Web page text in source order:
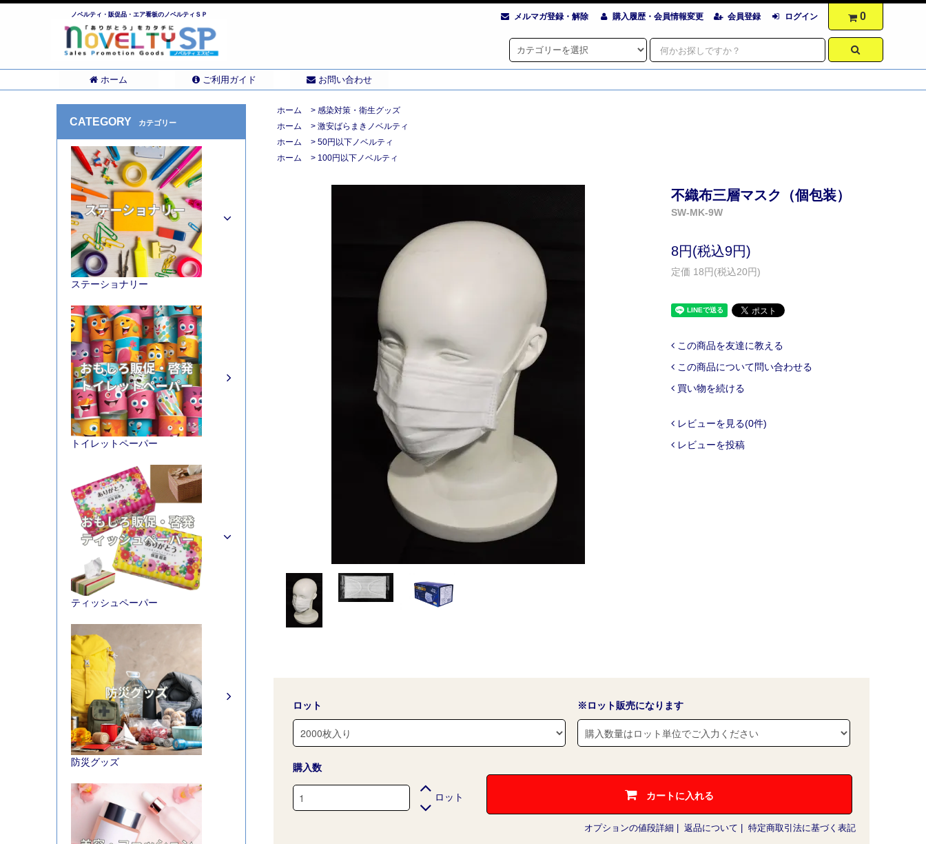
ノベルティ・販促品・エア看板のノベルティＳＰ メルマガ登録・解除 購入履歴・会員情報変更 会員登録 ログイン 0
ホーム ご利用ガイド お問い合わせ
ホーム > 感染対策・衛生グッズ
ホーム
> 激安ばらまきノベルティ
ホーム
> 50円以下ノベルティ
ホーム
> 100円以下ノベルティ
不織布三層マスク（個包装）
SW-MK-9W
8円(税込9円)
定価 18円(税込20円)
この商品を友達に教える
この商品について問い合わせる
買い物を続ける
レビューを見る(0件)
レビューを投稿
ロット ※ロット販売になります
購入数
ロット カートに入れる
オプションの値段詳細 返品について 特定商取引法に基づく表記
CATEGORY カテゴリー
ステーショナリー
トイレットペーパー
ティッシュペーパー
防災グッズ